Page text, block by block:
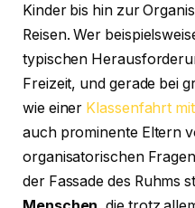
Kinder bis hin zur
Reisen. Wer
typischen
Freizeit, und gerade bei
wie einer Klassenfahrt
auch prominente Eltern
organisatorischen
der Fassade des Ruhms